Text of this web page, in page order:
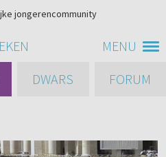
MENU
jongerencommunity
DWARS FORUM